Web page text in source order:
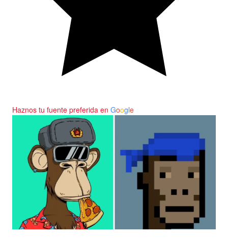
Haznos tu fuente preferida en Google